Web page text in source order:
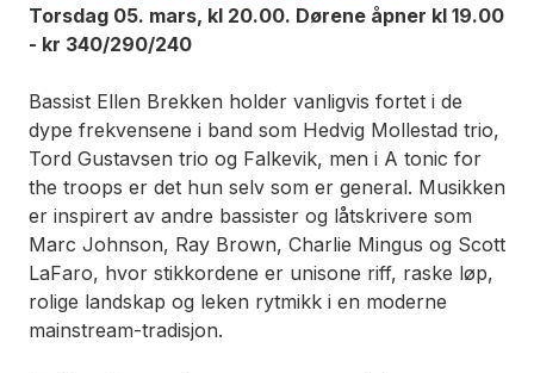
Torsdag 05. mars, kl 20.00. Dørene åpner kl 19.00
- kr 340/290/240
Bassist Ellen Brekken holder vanligvis fortet i de
dype frekvensene i band som Hedvig Mollestad trio,
Tord Gustavsen trio og Falkevik, men i A tonic for
the troops er det hun selv som er general. Musikken
er inspirert av andre bassister og låtskrivere som
Marc Johnson, Ray Brown, Charlie Mingus og Scott
LaFaro, hvor stikkordene er unisone riff, raske løp,
rolige landskap og leken rytmikk i en moderne
mainstream-tradisjon.